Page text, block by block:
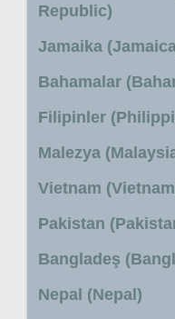
Republic)
Jamaika
Bahamalar
Filipinler
Malezya
Vietnam
Pakistan
Bangladeş
Nepal (Nepal)